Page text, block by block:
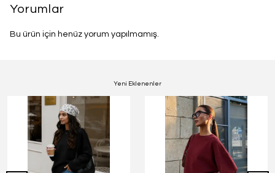
Yorumlar
Bu ürün için henüz yorum yapılmamış.
Yeni Eklenenler